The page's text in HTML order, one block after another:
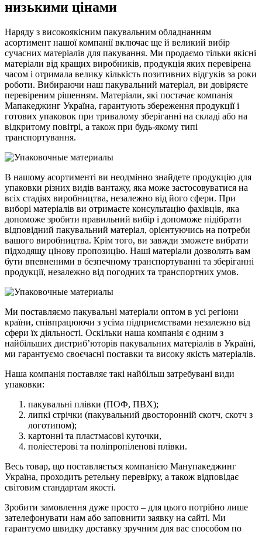
низькими цінами
Наряду з високоякісним пакувальним обладнанням
асортимент нашої компанії включає ще й великий вибір
сучасних матеріалів для пакування. Ми продаємо тільки якісні
матеріали від кращих виробників, продукція яких перевірена
часом і отримала велику кількість позитивних відгуків за роки
роботи. Вибираючи наш пакувальний матеріал, ви довіряєте
перевіреним рішенням. Матеріали, які постачає компанія
Мапакеджинг Україна, гарантують збереження продукції і
готових упаковок при тривалому зберіганні на складі або на
відкритому повітрі, а також при будь-якому типі
транспортування.
В нашому асортименті ви неодмінно знайдете продукцію для
упаковки різних видів вантажу, яка може застосовуватися на
всіх стадіях виробництва, незалежно від його сфери. При
виборі матеріалів ви отримаєте консультацію фахівців, яка
допоможе зробити правильний вибір і допоможе підібрати
відповідний пакувальний матеріал, орієнтуючись на потреби
вашого виробництва. Крім того, ви завжди зможете вибрати
підходящу цінову пропозицію. Наші матеріали дозволять вам
бути впевненими в безпечному транспортуванні та зберіганні
продукції, незалежно від погодних та транспортних умов.
Ми поставляємо пакувальні матеріали оптом в усі регіони
країни, співпрацюючи з усіма підприємствами незалежно від
сфери їх діяльності. Оскільки наша компанія є одним з
найбільших дистриб’юторів пакувальних матеріалів в Україні,
ми гарантуємо своєчасні поставки та високу якість матеріалів.
Наша компанія поставляє такі найбільш затребувані види
упаковки:
пакувальні плівки (ПОФ, ПВХ);
липкі стрічки (пакувальний двосторонній скотч, скотч з
логотипом);
картонні та пластмасові куточки,
поліестерові та поліпропіленові плівки.
Весь товар, що поставляється компанією Манупакеджинг
Україна, проходить ретельну перевірку, а також відповідає
світовим стандартам якості.
Зробити замовлення дуже просто – для цього потрібно лише
зателефонувати нам або заповнити заявку на сайті. Ми
гарантуємо швидку доставку зручним для вас способом по